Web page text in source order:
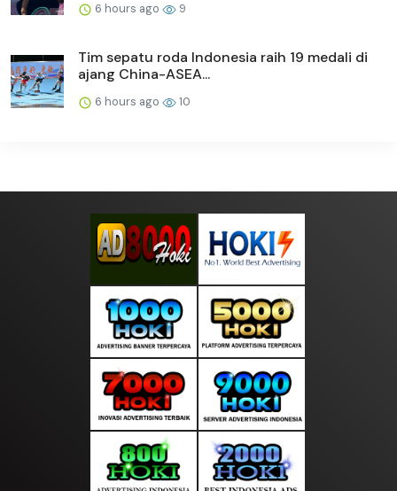
6 hours ago 9
Tim sepatu roda Indonesia raih 19 medali di
ajang China-ASEA...
6 hours ago 10